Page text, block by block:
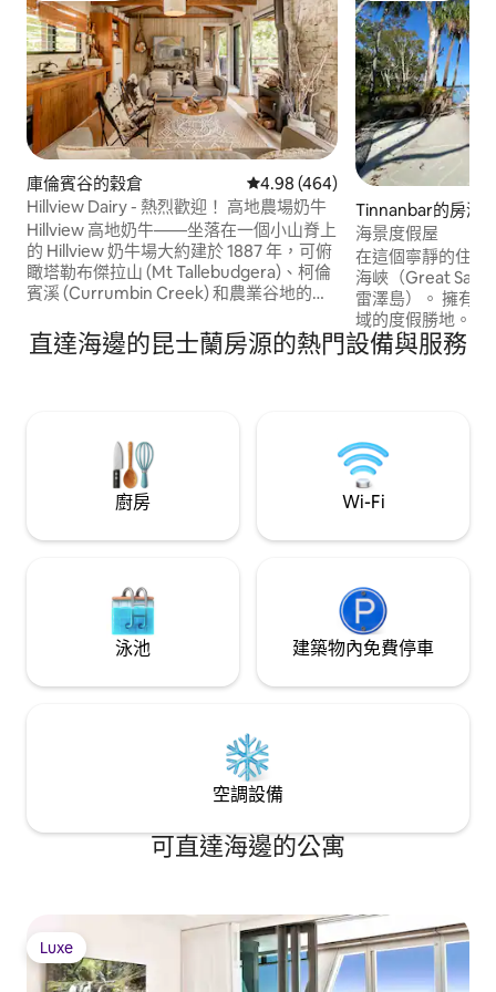
庫倫賓谷的穀倉 從 464 則評價中獲得 4.98 的平均
4.98 (464)
Hillview Dairy - 熱烈歡迎！ 高地農場奶牛
Hillview 高地奶牛——坐落在一個小山脊上
的 Hillview 奶牛場大約建於 1887 年，可俯
瞰塔勒布傑拉山 (Mt Tallebudgera)、柯倫
賓溪 (Currumbin Creek) 和農業谷地的壯
餵馬。 🐓 雞 🐶 農場犬 🧑‍🌾 可從我們的果
園中採摘新鮮水果 STR GCCC
Tinnanbar的房源
海景度假屋
在這個寧靜的住處
海峽（Great
雷澤島）。 擁有絕美的白色沙灘和清澈水
域的度假勝地。 在低潮時漫步穿越沙灘，
在平靜的水域中游
舟。 釣魚非常好
自備床單。
直達海邊的昆士蘭房源的熱門設備與服務
廚房 Wi-Fi
泳池 建築物內免費停車
空調設備
可直達海邊的公寓
Luxe
Luxe